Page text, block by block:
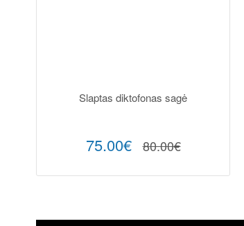
Slaptas diktofonas sagė
75.00€ 80.00€